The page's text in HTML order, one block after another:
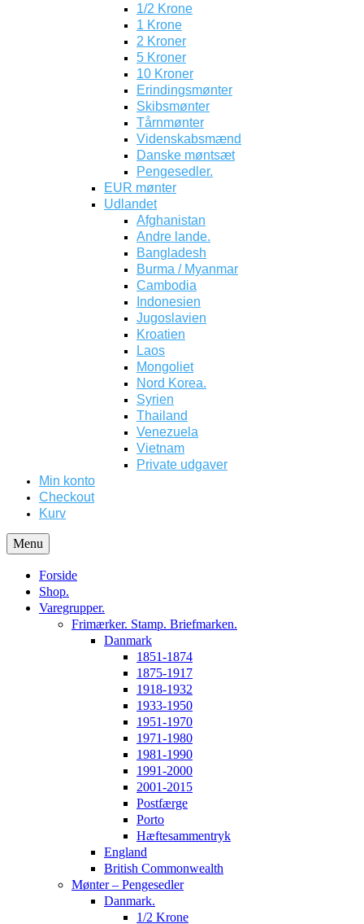
1/2 Krone
1 Krone
2 Kroner
5 Kroner
10 Kroner
Erindingsmønter
Skibsmønter
Tårnmønter
Videnskabsmænd
Danske møntsæt
Pengesedler.
EUR mønter
Udlandet
Afghanistan
Andre lande.
Bangladesh
Burma / Myanmar
Cambodia
Indonesien
Jugoslavien
Kroatien
Laos
Mongoliet
Nord Korea.
Syrien
Thailand
Venezuela
Vietnam
Private udgaver
Min konto
Checkout
Kurv
Menu
Forside
Shop.
Varegrupper.
Frimærker. Stamp. Briefmarken.
Danmark
1851-1874
1875-1917
1918-1932
1933-1950
1951-1970
1971-1980
1981-1990
1991-2000
2001-2015
Postfærge
Porto
Hæftesammentryk
England
British Commonwealth
Mønter – Pengesedler
Danmark.
1/2 Krone